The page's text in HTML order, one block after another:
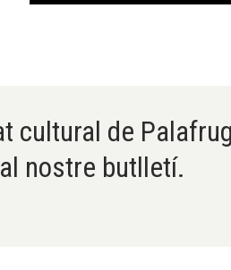
cultural de
nostre butlletí.